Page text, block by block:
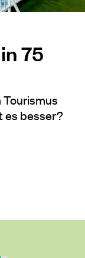
75
Tourismus
es besser?